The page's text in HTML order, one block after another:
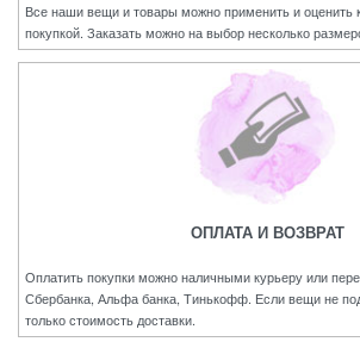
Все наши вещи и товары можно применить и оценить
покупкой. Заказать можно на выбор несколько
ОПЛАТА И ВОЗВРАТ
Оплатить покупки можно наличными курьеру или
Сбербанка, Альфа банка, Тинькофф. Если вещи не
только стоимость доставки.